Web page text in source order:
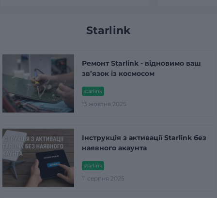
Starlink
starlink
13 жовтня 2025
Ремонт Starlink - відновимо ваш
зв’язок із космосом
starlink
11 серпня 2025
Інструкція з активації Starlink без
наявного акаунта